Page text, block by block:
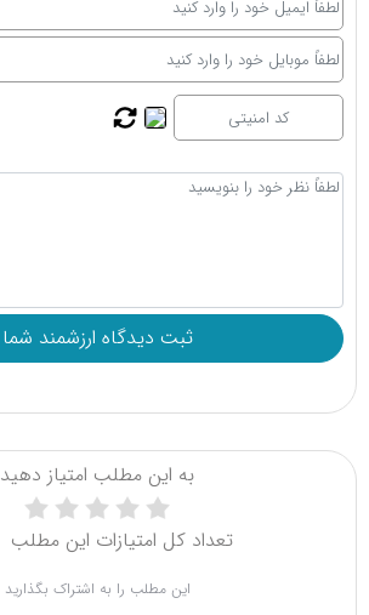
به این مطلب امتیاز دهید
تعداد کل امتیازات این مطلب
این مطلب را به اشتراک بگذارید